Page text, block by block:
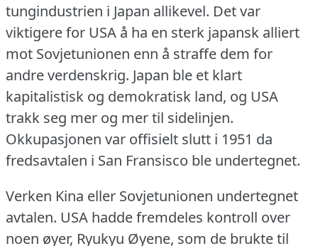
tungindustrien i Japan allikevel. Det var
viktigere for USA å ha en sterk japansk alliert
mot Sovjetunionen enn å straffe dem for
andre verdenskrig. Japan ble et klart
kapitalistisk og demokratisk land, og USA
trakk seg mer og mer til sidelinjen.
Okkupasjonen var offisielt slutt i 1951 da
fredsavtalen i San Fransisco ble undertegnet.
Verken Kina eller Sovjetunionen undertegnet
avtalen. USA hadde fremdeles kontroll over
noen øyer, Ryukyu Øyene, som de brukte til